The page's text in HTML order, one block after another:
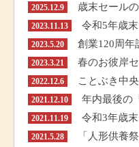
2025.12.9 歳末セール
2023.11.13 令和5年歳
2023.5.20 創業120周年
2023.3.21 春のお彼岸
2022.12.6 ことぶき中
2021.12.10 年内最後の
2021.11.19 令和3年歳
2021.5.28 「人形供養